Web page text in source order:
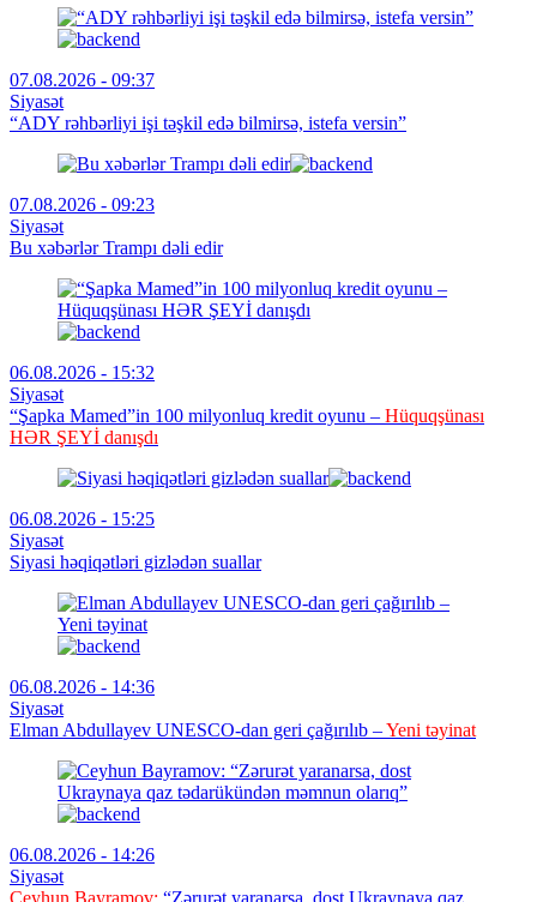
07.08.2026 - 09:37
Siyasət
“ADY rəhbərliyi işi təşkil edə bilmirsə, istefa versin”
07.08.2026 - 09:23
Siyasət
Bu xəbərlər Trampı dəli edir
06.08.2026 - 15:32
Siyasət
“Şapka Mamed”in 100 milyonluq kredit oyunu – Hüquqşünası
HƏR ŞEYİ danışdı
06.08.2026 - 15:25
Siyasət
Siyasi həqiqətləri gizlədən suallar
06.08.2026 - 14:36
Siyasət
Elman Abdullayev UNESCO-dan geri çağırılıb –Yeni təyinat
06.08.2026 - 14:26
Siyasət
Ceyhun Bayramov: “Zərurət yaranarsa, dost Ukraynaya qaz